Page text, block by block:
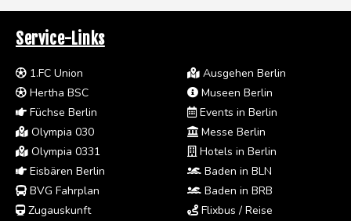
Service-Links
1.FC Union
Hertha BSC
Füchse Berlin
Olympia 030
Olympia 0331
Eisbären Berlin
BVG Fahrplan
Zugauskunft
Ausgehen Berlin
Museen Berlin
Events in Berlin
Messe Berlin
Hotels in Berlin
Baden in BLN
Baden in BRB
Flixbus / Reise